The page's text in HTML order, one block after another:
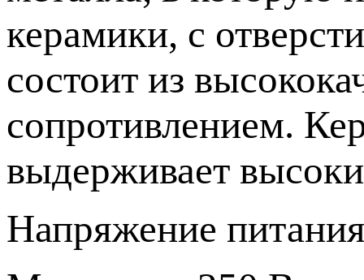
керамики, с
состоит из
сопротивлением.
выдерживает
Напряжение